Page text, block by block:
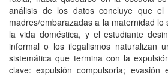
análisis de los datos concluye que el
madres/embarazadas a la maternidad
la vida doméstica, y el estudiante
informal o los ilegalismos naturalizan
sistemática que termina con la
clave: expulsión compulsoria; evasión